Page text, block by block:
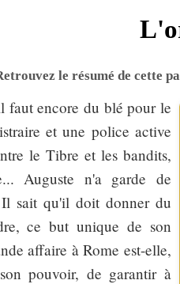
le résumé de cette
faut encore du blé pour le
et une police active
le Tibre et les bandits,
Auguste n'a garde de
sait qu'il doit donner du
ce but unique de son
affaire à Rome est-elle,
pouvoir, de garantir à